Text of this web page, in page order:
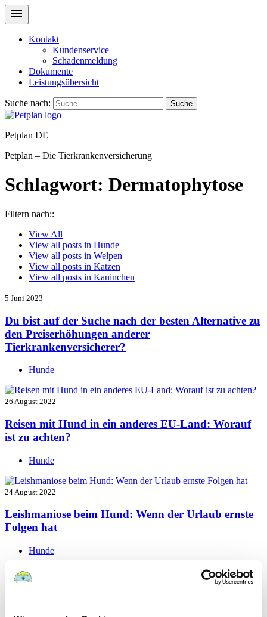
Kontakt
Kundenservice
Schadenmeldung
Dokumente
Leistungsübersicht
Suche nach: Suche
Petplan DE
Petplan – Die Tierkrankenversicherung
Schlagwort: Dermatophytose
Filtern nach::
View All
View all posts in Hunde
View all posts in Welpen
View all posts in Katzen
View all posts in Kaninchen
5 Juni 2023
Du bist auf der Suche nach der besten Alternative zu
den Preiserhöhungen anderer
Tierkrankenversicherer?
Hunde
26 August 2022
Reisen mit Hund in ein anderes EU-Land: Worauf
ist zu achten?
Hunde
24 August 2022
Leishmaniose beim Hund: Wenn der Urlaub ernste
Folgen hat
Hunde
22 August 2022